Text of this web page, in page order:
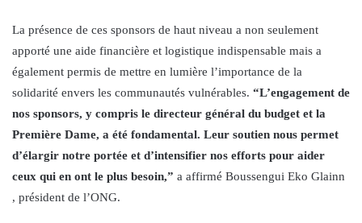
La présence de ces sponsors de haut niveau a non seulement
apporté une aide financière et logistique indispensable mais a
également permis de mettre en lumière l’importance de la
solidarité envers les communautés vulnérables. “L’engagement de
nos sponsors, y compris le directeur général du budget et la
Première Dame, a été fondamental. Leur soutien nous permet
d’élargir notre portée et d’intensifier nos efforts pour aider
ceux qui en ont le plus besoin,” a affirmé Boussengui Eko Glainn
, président de l’ONG.